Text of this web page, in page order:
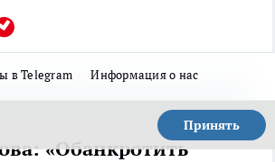
в Telegram Информация о нас
Принять
«Обанкротить